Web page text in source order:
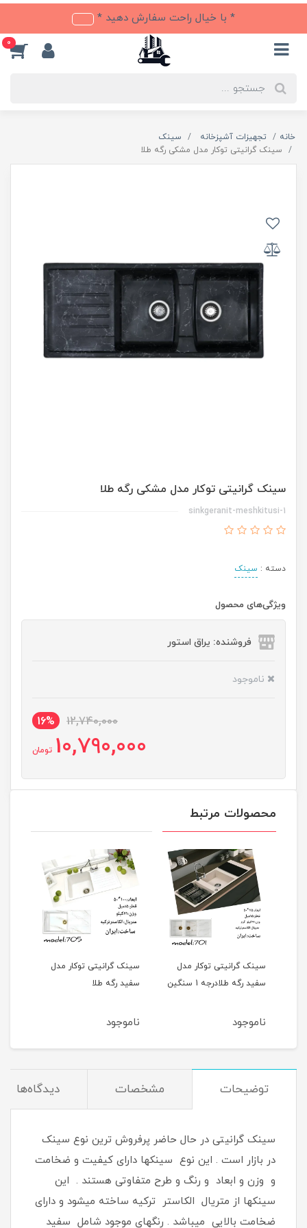
* با خیال راحت سفارش دهید *
0
خانه تجهیزات آشپزخانه
سینک
سینک گرانیتی توکار مدل مشکی رگه طلا
سینک گرانیتی توکار مدل مشکی رگه طلا
sinkgeranit-meshkitusi-1
دسته : سینک
ویژگی‌های محصول
فروشنده: یراق استور
ناموجود
12,740,000
16%
10,790,000 تومان
محصولات مرتبط
سینک گرانیتی توکار مدل
سفید رگه طلادرجه 1 سنگین
ناموجود
سینک گرانیتی توکار مدل
سفید رگه طلا
ناموجود
توضیحات مشخصات دیدگاه‌ها
سینک گرانیتی در حال حاضر پرفروش ترین نوع سینک
در بازار است . این نوع سینکها دارای کیفیت و ضخامت
و وزن و ابعاد و رنگ و طرح متفاوتی هستند . این
سینکها از متریال الکاستر ترکیه ساخته میشود و دارای
ضخامت بالایی میباشد . رنگهای موجود شامل سفید